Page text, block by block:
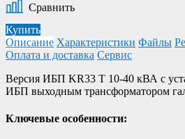
Сравнить
Купить
Описание Характеристики Файлы
Оплата и доставка Сервис
Версия ИБП KR33 T 10-40 кВА с
ИБП выходным трансформатором
Ключевые особенности: